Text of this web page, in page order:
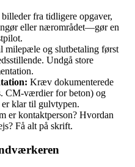
billeder fra tidligere opgaver,
eller nærområdet—gør en
milepæle og slutbetaling først
Undgå store
Kræv dokumenterede
CM‑værdier for beton) og
klar til gulvtypen.
er kontaktperson? Hvordan
Få alt på skrift.